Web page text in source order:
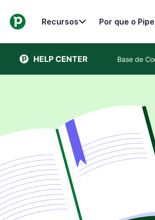
Recursos Por que o
HELP CENTER Base de